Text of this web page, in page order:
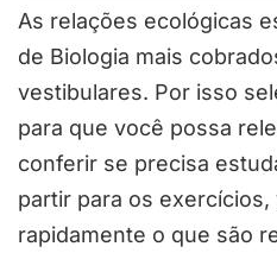
As relações ecológicas
de Biologia mais
vestibulares. Por isso
para que você possa
conferir se precisa
partir para os
rapidamente o que são